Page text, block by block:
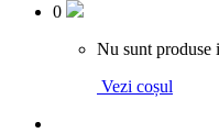
0
Nu sunt produse
Vezi coșul